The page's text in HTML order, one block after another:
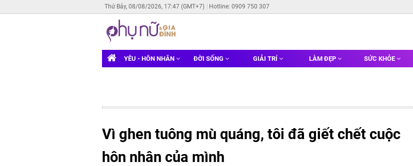
Thứ Bảy, 08/08/2026, 17:47 (GMT+7) Hotline: 0909 750 307
YÊU - HÔN NHÂN ĐỜI SỐNG GIẢI TRÍ LÀM ĐẸP SỨC KHỎE
Vì ghen tuông mù quáng, tôi đã giết chết cuộc
hôn nhân của mình